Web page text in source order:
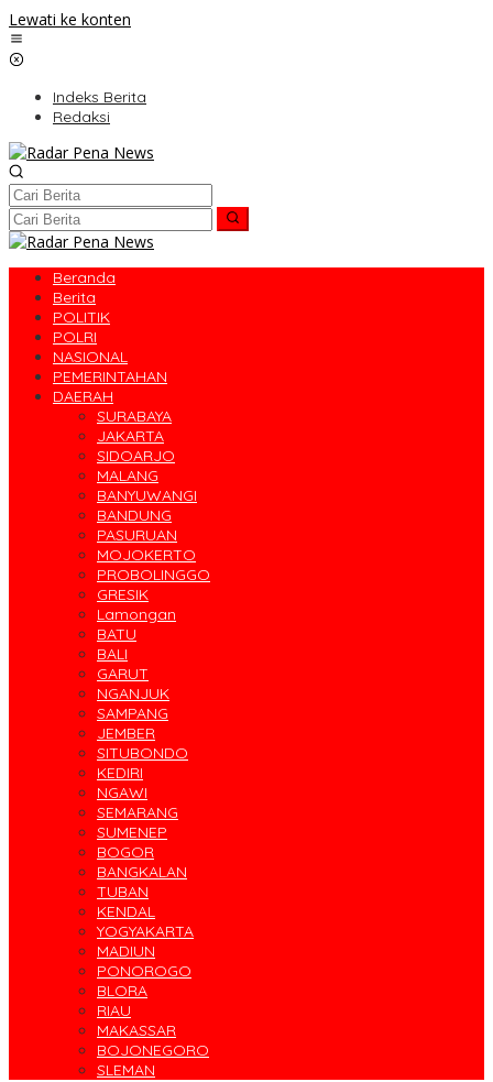
Lewati ke konten
Indeks Berita
Redaksi
Beranda
Berita
POLITIK
POLRI
NASIONAL
PEMERINTAHAN
DAERAH
SURABAYA
JAKARTA
SIDOARJO
MALANG
BANYUWANGI
BANDUNG
PASURUAN
MOJOKERTO
PROBOLINGGO
GRESIK
Lamongan
BATU
BALI
GARUT
NGANJUK
SAMPANG
JEMBER
SITUBONDO
KEDIRI
NGAWI
SEMARANG
SUMENEP
BOGOR
BANGKALAN
TUBAN
KENDAL
YOGYAKARTA
MADIUN
PONOROGO
BLORA
RIAU
MAKASSAR
BOJONEGORO
SLEMAN